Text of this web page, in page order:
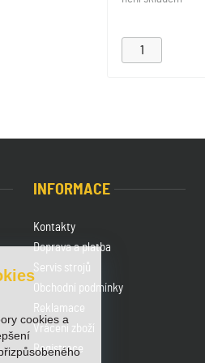
INFORMACE
Kontakty
Doprava a platba
Servis strojů
Obchodní podmínky
Reklamace
Vrácení zboží
Registrace
cookies a